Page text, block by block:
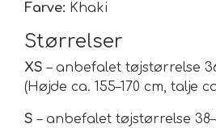
Farve: Khaki
Størrelser
XS – anbefalet tøjstørrelse
(Højde ca. 155–170 cm, talje
S – anbefalet tøjstørrelse